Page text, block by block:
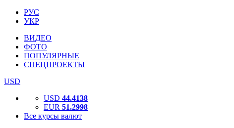
РУС
УКР
ВИДЕО
ФОТО
ПОПУЛЯРНЫЕ
СПЕЦПРОЕКТЫ
USD
USD 44.4138
EUR 51.2998
Все курсы валют